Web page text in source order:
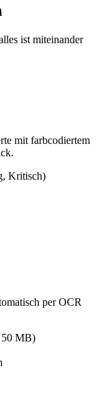
ist miteinander
mit farbcodiertem
Kritisch)
per OCR
50 MB)